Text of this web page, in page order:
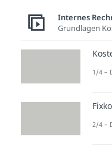
Internes
Grundlagen
1/4 –
2/4 –